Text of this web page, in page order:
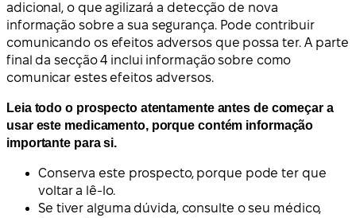
adicional, o que agilizará a detecção de nova
informação sobre a sua segurança. Pode contribuir
comunicando os efeitos adversos que possa ter. A parte
final da secção 4 inclui informação sobre como
comunicar estes efeitos adversos.
Leia todo o prospecto atentamente antes de começar a
usar este medicamento, porque contém informação
importante para si.
Conserva este prospecto, porque pode ter que
voltar a lê-lo.
Se tiver alguma dúvida, consulte o seu médico,